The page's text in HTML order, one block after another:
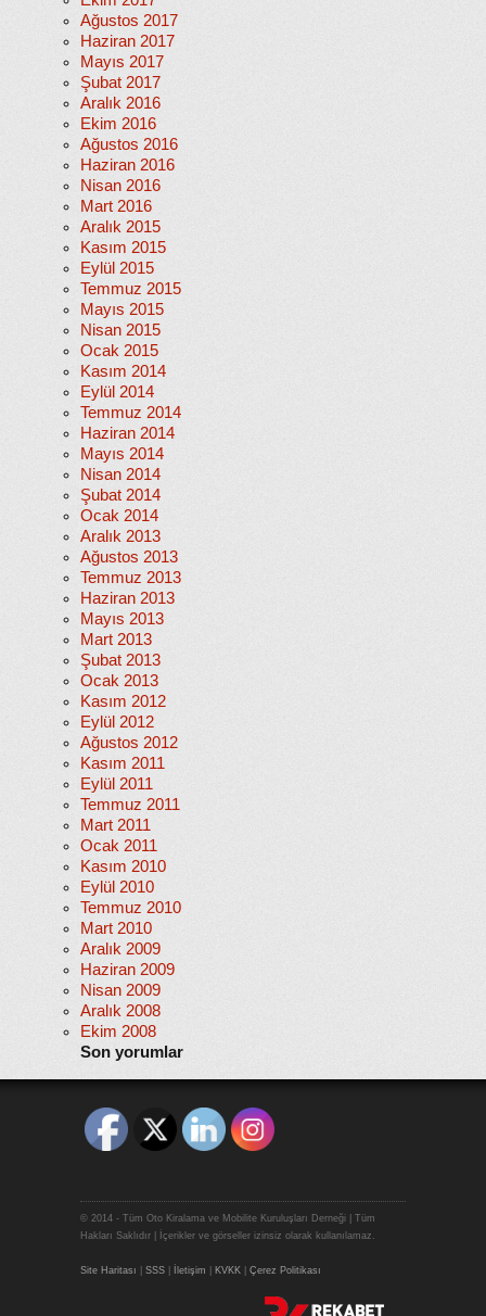
Ağustos 2017
Haziran 2017
Mayıs 2017
Şubat 2017
Aralık 2016
Ekim 2016
Ağustos 2016
Haziran 2016
Nisan 2016
Mart 2016
Aralık 2015
Kasım 2015
Eylül 2015
Temmuz 2015
Mayıs 2015
Nisan 2015
Ocak 2015
Kasım 2014
Eylül 2014
Temmuz 2014
Haziran 2014
Mayıs 2014
Nisan 2014
Şubat 2014
Ocak 2014
Aralık 2013
Ağustos 2013
Temmuz 2013
Haziran 2013
Mayıs 2013
Mart 2013
Şubat 2013
Ocak 2013
Kasım 2012
Eylül 2012
Ağustos 2012
Kasım 2011
Eylül 2011
Temmuz 2011
Mart 2011
Ocak 2011
Kasım 2010
Eylül 2010
Temmuz 2010
Mart 2010
Aralık 2009
Haziran 2009
Nisan 2009
Aralık 2008
Ekim 2008
Son yorumlar
© 2014 - Tüm Oto Kiralama ve Mobilite Kuruluşları Derneği | Tüm
Hakları Saklıdır | İçerikler ve görseller izinsiz olarak kullanılamaz.
Site Haritası SSS İletişim KVKK Çerez Politikası